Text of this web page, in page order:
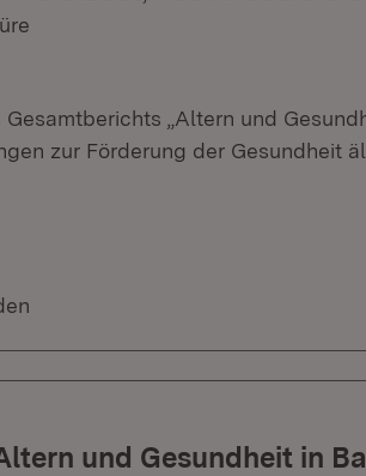
„Altern und
zur Förderung der Gesundheit
und Gesundheit in